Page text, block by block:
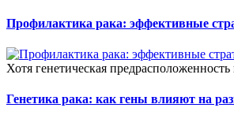
Профилактика рака: эффективные
Хотя генетическая предрасположенность
Генетика рака: как гены влияют на